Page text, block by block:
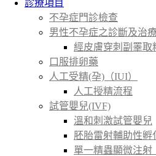
診療項目
不孕症門診檢查
男性不孕症之診斷及治
經皮膚穿刺副睪取
口服排卵藥
人工受精(孕)（IUI）
人工授精流程
試管嬰兒(IVF)
溫和刺激試管嬰兒
胚胎雷射輔助性孵
單一精蟲顯微注射